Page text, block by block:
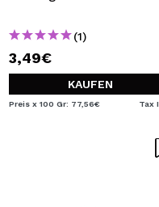
(1)
3,49€
KAUFEN
Preis x 100 Gr: 77,56€ Tax